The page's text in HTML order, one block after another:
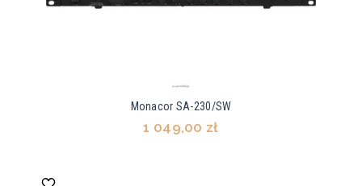
Monacor SA-230/SW
1 049,00 zł